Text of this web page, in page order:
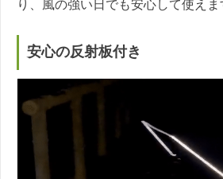
り、風の強い日でも安心して使えま
安心の反射板付き